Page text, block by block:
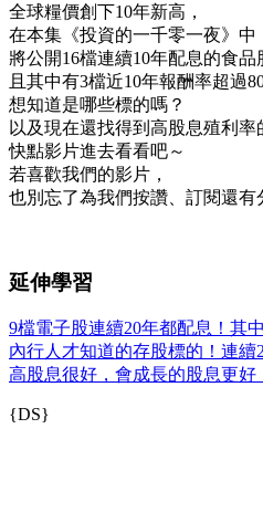
全球糧價創下10年新高，
在本集《投資的一千零一夜》中
將公開16檔連續10年配息的食品
且其中有3檔近10年報酬率超過
想知道是哪些標的嗎？
以及現在還找得到高股息殖利率
快點影片進去看看吧～
若喜歡我們的影片，
也別忘了為我們按讚、訂閱還有
延伸學習
9檔電子股連續20年都配息！其
內行人才知道的存股標的！連
高股息很好，會成長的股息更
{DS}